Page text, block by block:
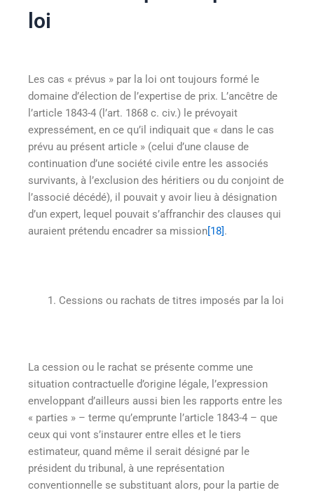
loi
Les cas « prévus » par la loi ont toujours formé le
domaine d’élection de l’expertise de prix. L’ancêtre de
l’article 1843-4 (l’art. 1868 c. civ.) le prévoyait
expressément, en ce qu’il indiquait que « dans le cas
prévu au présent article » (celui d’une clause de
continuation d’une société civile entre les associés
survivants, à l’exclusion des héritiers ou du conjoint de
l’associé décédé), il pouvait y avoir lieu à désignation
d’un expert, lequel pouvait s’affranchir des clauses qui
auraient prétendu encadrer sa mission[18].
Cessions ou rachats de titres imposés par la loi
La cession ou le rachat se présente comme une
situation contractuelle d’origine légale, l’expression
enveloppant d’ailleurs aussi bien les rapports entre les
« parties » – terme qu’emprunte l’article 1843-4 – que
ceux qui vont s’instaurer entre elles et le tiers
estimateur, quand même il serait désigné par le
président du tribunal, à une représentation
conventionnelle se substituant alors, pour la partie de